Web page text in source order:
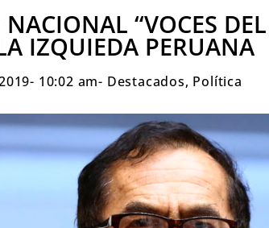
“VOCES
IZQUIEDA PERUANA
- 10:02 am- Destacados, Política